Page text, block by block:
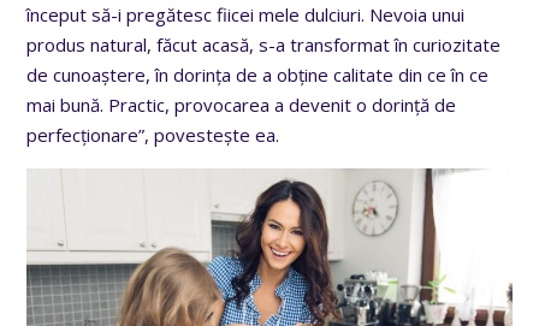
început să-i pregătesc fiicei mele dulciuri. Nevoia unui
produs natural, făcut acasă, s-a transformat în curiozitate
de cunoaștere, în dorința de a obține calitate din ce în ce
mai bună. Practic, provocarea a devenit o dorință de
perfecționare”, povestește ea.